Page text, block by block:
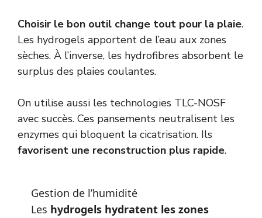
Choisir le bon outil change tout pour la plaie.
Les hydrogels apportent de l’eau aux zones
sèches. À l’inverse, les hydrofibres absorbent le
surplus des plaies coulantes.
On utilise aussi les technologies TLC-NOSF
avec succès. Ces pansements neutralisent les
enzymes qui bloquent la cicatrisation. Ils
favorisent une reconstruction plus rapide.
Gestion de l’humidité
Les hydrogels hydratent les zones